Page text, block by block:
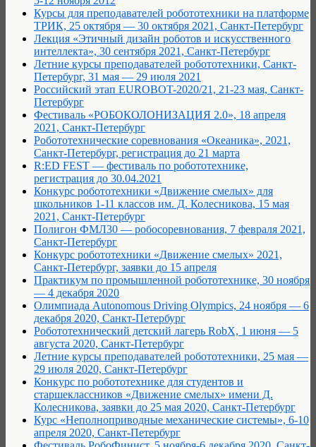
Курсы для преподавателей робототехники на платформе
ТРИК, 25 октября — 30 октября 2021, Санкт-Петербург
Лекция «Этичный дизайн роботов и искусственного
интеллекта», 30 сентября 2021, Санкт-Петербург
Летние курсы преподавателей робототехники, Санкт-
Петербург, 31 мая — 29 июля 2021
Российский этап EUROBOT-2020/21, 21-23 мая, Санкт-
Петербург
Фестиваль «РОБОКОЛОНИЗАЦИЯ 2.0», 18 апреля
2021, Санкт-Петербург
Робототехнические соревнования «Океаника», 2021,
Санкт-Петербург, регистрация до 21 марта
R:ED FEST — фестиваль по робототехнике,
регистрация до 30.04.2021
Конкурс робототехники «Движение смелых» для
школьников 1-11 классов им. Д. Колесникова, 15 мая
2021, Санкт-Петербург
Полигон ФМЛ30 — робосоревнования, 7 февраля 2021,
Санкт-Петербург
Конкурс робототехники «Движение смелых» 2021,
Санкт-Петербург, заявки до 15 апреля
Практикум по промышленной робототехнике, 30 ноября
— 4 декабря 2020
Олимпиада Autonomous Driving Olympics, 24 ноября — 6
декабря 2020, Санкт-Петербург
Робототехнический детский лагерь RobX, 1 июня — 5
августа 2020, Санкт-Петербург
Летние курсы преподавателей робототехники, 25 мая —
29 июля 2020, Санкт-Петербург
Конкурс по робототехнике для студентов и
старшеклассников «Движение смелых» имени Д.
Колесникова, заявки до 25 мая 2020, Санкт-Петербург
Курс «Неполноприводные механические системы», 6-10
апреля 2020, Санкт-Петербург